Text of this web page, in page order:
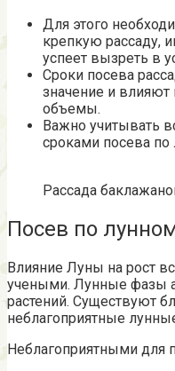
Для этого
крепкую рассаду,
успеет вызреть в
Сроки посева
значение и влияют
объемы.
Важно учитывать
сроками посева
Рассада
Посев по
Влияние Луны на рост
учеными. Лунные фазы
растений. Существуют
неблагоприятные
Неблагоприятными для